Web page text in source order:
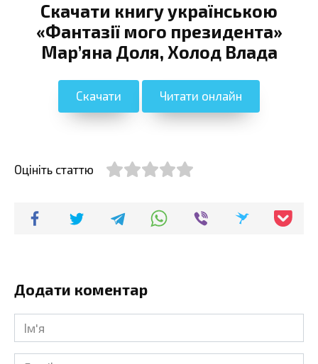
Скачати книгу українською
«Фантазії мого президента»
Мар’яна Доля, Холод Влада
Скачати Читати онлайн
Оцініть статтю
Додати коментар
Ім'я
Email